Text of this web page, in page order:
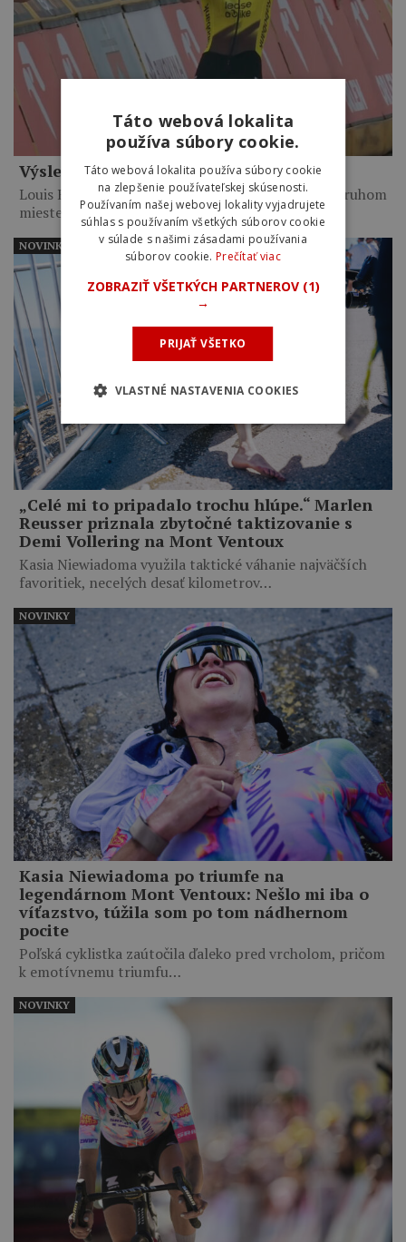
Výsledky 6. etapy Okolo Poľska 2026
Louis Barré vyhral po 14-kilometrovom sóle. Na druhom
mieste skončil…
„Celé mi to pripadalo trochu hlúpe.“ Marlen
Reusser priznala zbytočné taktizovanie s
Demi Vollering na Mont Ventoux
Kasia Niewiadoma využila taktické váhanie najväčších
favoritiek, necelých desať kilometrov…
NOVINKY
Kasia Niewiadoma po triumfe na
legendárnom Mont Ventoux: Nešlo mi iba o
víťazstvo, túžila som po tom nádhernom
pocite
Poľská cyklistka zaútočila ďaleko pred vrcholom, pričom
k emotívnemu triumfu…
NOVINKY
NOVINKY
Táto webová lokalita
používa súbory cookie.
Táto webová lokalita používa súbory cookie
na zlepšenie používateľskej skúsenosti.
Používaním našej webovej lokality vyjadrujete
súhlas s používaním všetkých súborov cookie
v súlade s našimi zásadami používania
súborov cookie. Prečítať viac
ZOBRAZIŤ VŠETKÝCH PARTNEROV (1)
→
PRIJAŤ VŠETKO
VLASTNÉ NASTAVENIA COOKIES